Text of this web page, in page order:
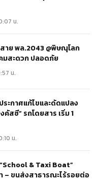
น.
าย พล.2043 @พิษณุโลก
มสะดวก ปลอดภัย
น.
ระกาศแก้ไขและดัดแปลง
คัสซี” รถโดยสาร เริ่ม 1
น.
& Taxi Boat”
– ขนส่งสาธารณะไร้รอยต่อ